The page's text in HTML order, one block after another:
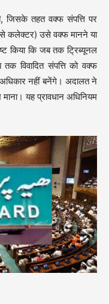
जिसके तहत वक्फ संपत्ति पर
कलेक्टर) उसे वक्फ मानने या
किया कि जब तक ट्रिब्यूनल
तक विवादित संपत्ति को वक्फ
अधिकार नहीं बनेंगे। अदालत ने
यह प्रावधान अधिनियम